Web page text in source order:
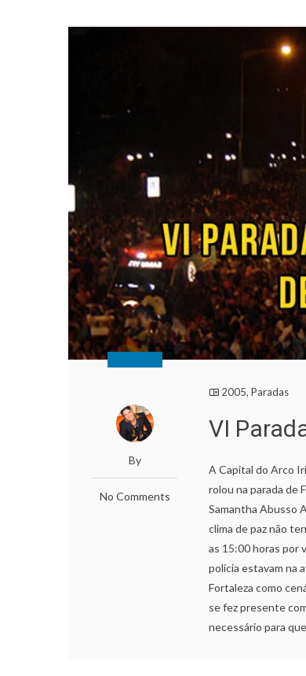
By
No Comments
2005,Paradas
VI
A Capital do Arco
rolou na parada de
Samantha Abusso
clima de paz não
as 15:00 horas por
policia estavam na
Fortaleza como
se fez presente
necessário para